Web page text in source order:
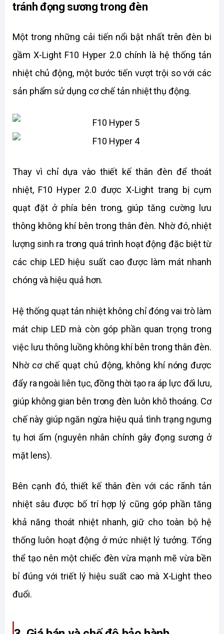
tránh đọng sương trong đèn
Một trong những cải tiến nổi bật nhất trên đèn bi
gầm X-Light F10 Hyper 2.0 chính là hệ thống tản
nhiệt chủ động, một bước tiến vượt trội so với các
sản phẩm sử dụng cơ chế tản nhiệt thụ động.
Thay vì chỉ dựa vào thiết kế thân đèn để thoát
nhiệt, F10 Hyper 2.0 được X-Light trang bị cụm
quạt đặt ở phía bên trong, giúp tăng cường lưu
thông không khí bên trong thân đèn. Nhờ đó, nhiệt
lượng sinh ra trong quá trình hoạt động đặc biệt từ
các chip LED hiệu suất cao được làm mát nhanh
chóng và hiệu quả hơn.
Hệ thống quạt tản nhiệt không chỉ đóng vai trò làm
mát chip LED mà còn góp phần quan trọng trong
việc lưu thông luồng không khí bên trong thân đèn.
Nhờ cơ chế quạt chủ động, không khí nóng được
đẩy ra ngoài liên tục, đồng thời tạo ra áp lực đối lưu,
giúp không gian bên trong đèn luôn khô thoáng. Cơ
chế này giúp ngăn ngừa hiệu quả tình trạng ngưng
tụ hơi ẩm (nguyên nhân chính gây đọng sương ở
mặt lens).
Bên cạnh đó, thiết kế thân đèn với các rãnh tản
nhiệt sâu được bố trí hợp lý cũng góp phần tăng
khả năng thoát nhiệt nhanh, giữ cho toàn bộ hệ
thống luôn hoạt động ở mức nhiệt lý tưởng. Tổng
thể tạo nên một chiếc đèn vừa mạnh mẽ vừa bền
bỉ đúng với triết lý hiệu suất cao mà X-Light theo
đuổi.